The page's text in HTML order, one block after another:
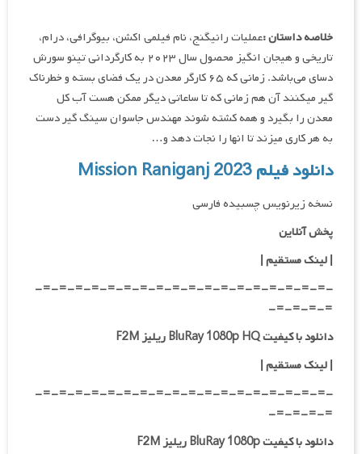
خلاصه داستان :عملیات رانیگنج، نام فیلمی اکشن، بیوگرافی، درام،
تاریخی و هیجان انگیز محصول سال ۲۰۲۳ به کارگردانی تینو سورش
دسای می‌باشد. زمانی که ۶۵ کارگر معدن در یک فضای بسته و خطرناک
گیر میکنند آن هم زمانی که تا ساعاتی دیگر ممکن هست آب کل
معدن را بگیرد و همه کشته شوند مهندس جاسوان سینگ گیر دست
به هر کاری میزند تا انها را نجات دهد و…
دانلود فیلم Mission Raniganj 2023
نسخه زیرنویس چسبیده فارسی
پخش آنلاین
| لینک مستقیم|
-=-=-=-=-=-=-=-=-=-=-=-=-=-=-=-=-=-=-
=-=-=-=-
دانلود با کیفیت BluRay 1080p HQ ریلیز F2M
|لینک مستقیم|
-=-=-=-=-=-=-=-=-=-=-=-=-=-=-=-=-=-=-
=-=-=-=-
دانلود با کیفیت BluRay 1080p ریلیز F2M